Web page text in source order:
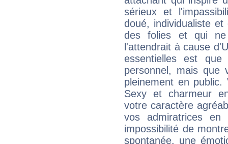
sérieux et
doué, individualiste
des folies et qui
l'attendrait à cause
essentielles est
personnel, mais que
pleinement en
Sexy et charmeur
votre caractère
vos admiratrices
impossibilité de
spontanée, une